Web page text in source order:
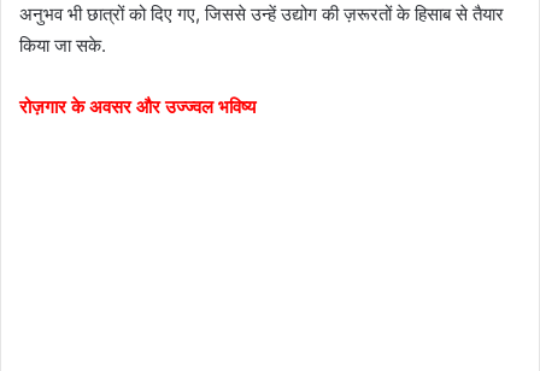
अनुभव भी छात्रों को दिए गए, जिससे उन्हें उद्योग की ज़रूरतों के हिसाब से तैयार
किया जा सके.
रोज़गार के अवसर और उज्ज्वल भविष्य